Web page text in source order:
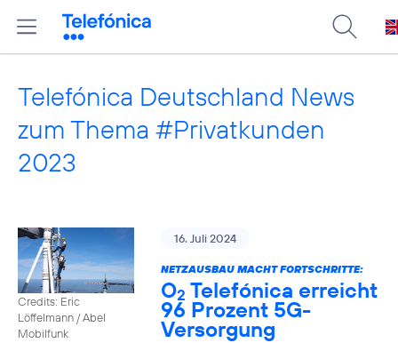
Telefónica Deutschland News
zum Thema #Privatkunden
2023
Credits: Eric
Löffelmann / Abel
Mobilfunk
16. Juli 2024
NETZAUSBAU MACHT FORTSCHRITTE:
O2 Telefónica erreicht
96 Prozent 5G-
Versorgung